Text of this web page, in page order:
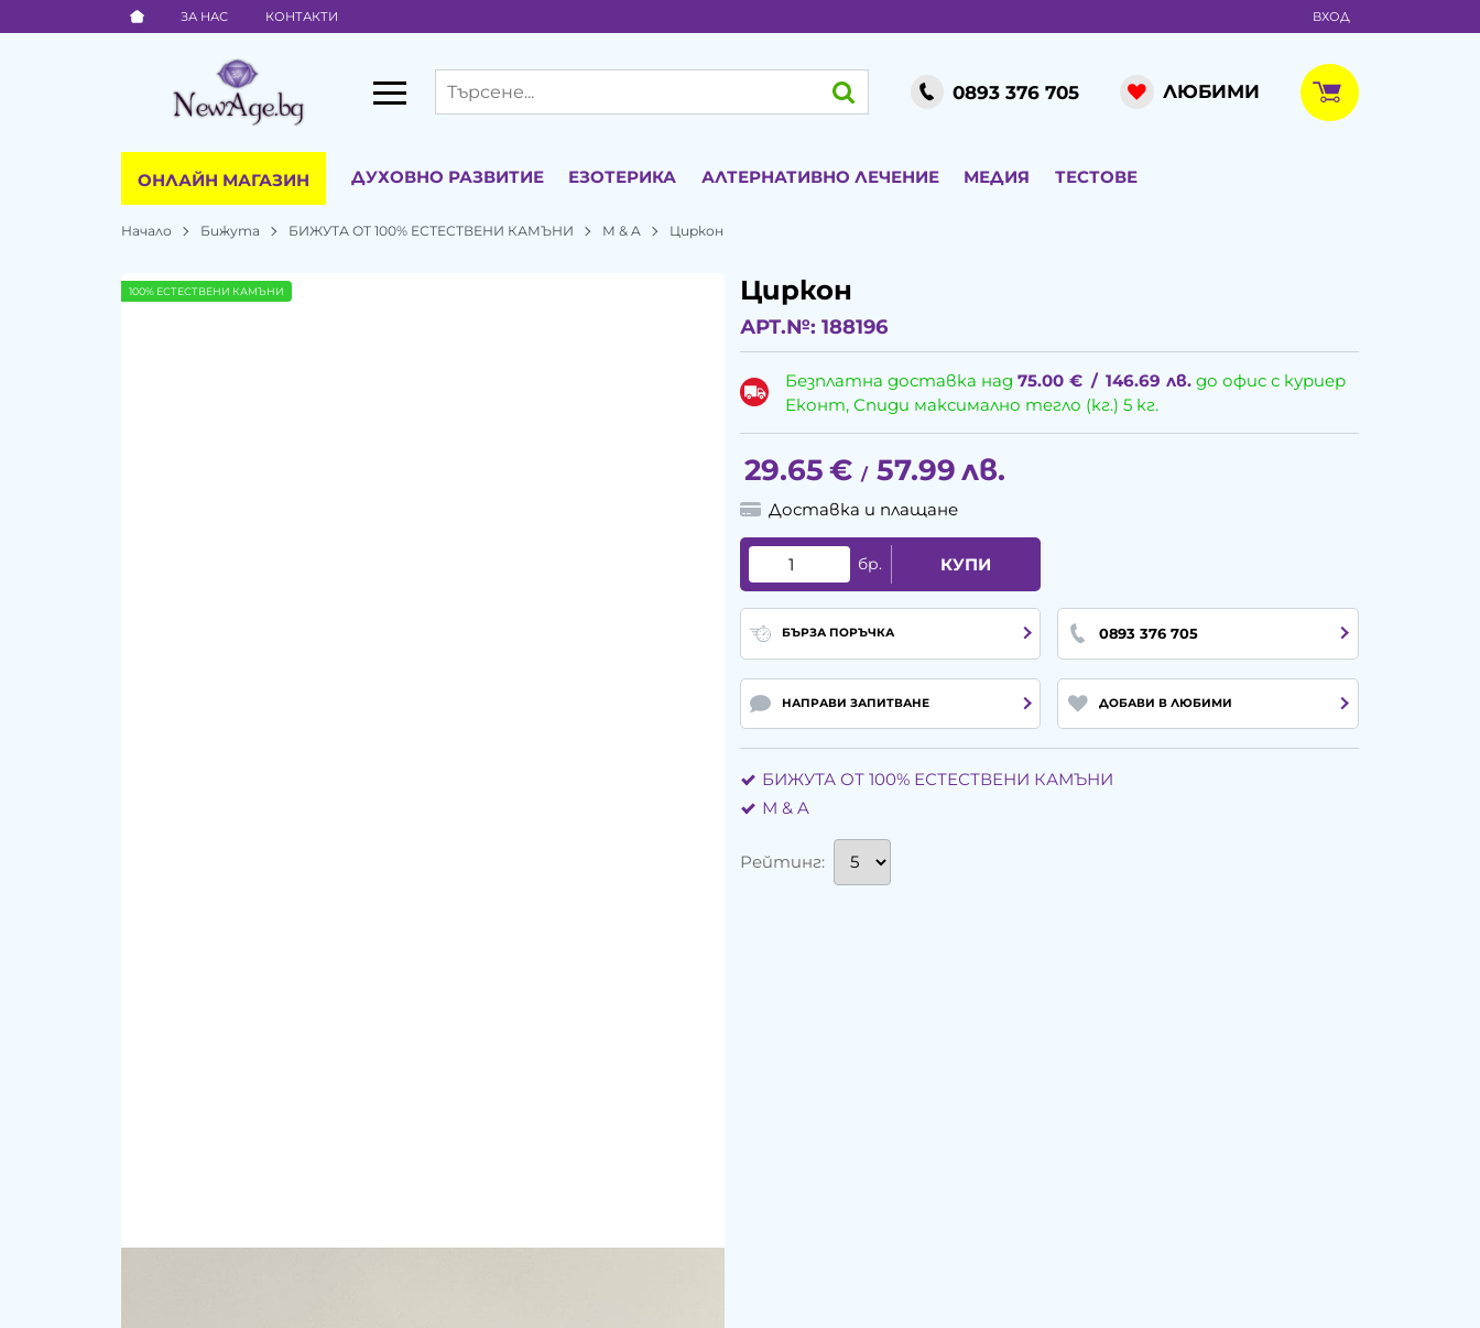
ЗА НАС КОНТАКТИ ВХОД
0893 376 705 ЛЮБИМИ
ОНЛАЙН МАГАЗИН ДУХОВНО РАЗВИТИЕ ЕЗОТЕРИКА АЛТЕРНАТИВНО ЛЕЧЕНИЕ МЕДИЯ ТЕСТОВЕ
Начало Бижута БИЖУТА ОТ 100% ЕСТЕСТВЕНИ КАМЪНИ М & A Циркон
Циркон
АРТ.№: 188196
100% ЕСТЕСТВЕНИ КАМЪНИ
Безплатна доставка над75.00 € / 146.69 лв. до офис с куриер
Еконт, Спиди максимално тегло (кг.) 5 кг.
29.65€ / 57.99лв.
Доставка и плащане
бр. КУПИ
БЪРЗА ПОРЪЧКА 0893 376 705
НАПРАВИ ЗАПИТВАНЕ ДОБАВИ В ЛЮБИМИ
БИЖУТА ОТ 100% ЕСТЕСТВЕНИ КАМЪНИ
М & A
Рейтинг: